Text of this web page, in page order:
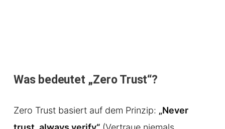
Was bedeutet „Zero Trust“?
Zero Trust basiert auf dem Prinzip: „Never